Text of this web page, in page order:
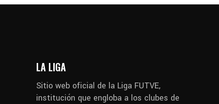
LA LIGA
Sitio web oficial de la Liga FUTVE,
institución que engloba a los clubes de